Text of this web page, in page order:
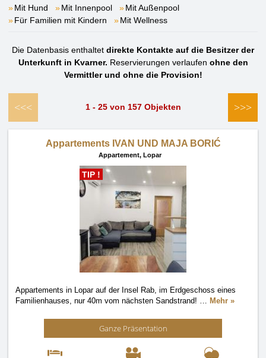
Mit Hund
Mit Innenpool
Mit Außenpool
Für Familien mit Kindern
Mit Wellness
Die Datenbasis enthaltet direkte Kontakte auf die Besitzer der
Unterkunft in Kvarner. Reservierungen verlaufen ohne den
Vermittler und ohne die Provision!
<<< 1 - 25 von 157 Objekten >>>
Appartements IVAN UND MAJA BORIĆ
Appartement, Lopar
TIP !
Appartements in Lopar auf der Insel Rab, im Erdgeschoss eines
Familienhauses, nur 40m vom nächsten Sandstrand! … Mehr »
Ganze Präsentation